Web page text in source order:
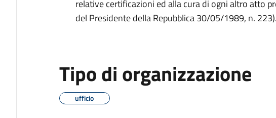
relative certificazioni ed alla cura di ogni altro atto
del Presidente della Repubblica 30/05/1989, n.
Tipo di organizzazione
ufficio